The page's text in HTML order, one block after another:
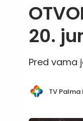
20.
Pred vama
TV Palma